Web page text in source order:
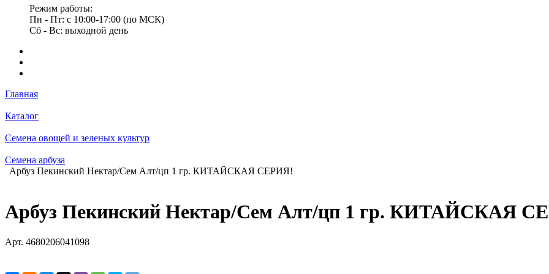
Режим работы:
Пн - Пт: с 10:00-17:00 (по МСК)
Сб - Вс: выходной день
Главная
Каталог
Семена овощей и зеленых культур
Семена арбуза
Арбуз Пекинский Нектар/Сем Алт/цп 1 гр. КИТАЙСКАЯ СЕРИЯ!
Арбуз Пекинский Нектар/Сем Алт/цп 1 гр. КИТАЙСКАЯ
Арт. 4680206041098